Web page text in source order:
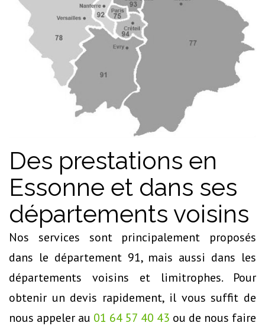
Des prestations en
Essonne et dans ses
départements voisins
Nos services sont principalement proposés
dans le département 91, mais aussi dans les
départements voisins et limitrophes. Pour
obtenir un devis rapidement, il vous suffit de
nous appeler au 01 64 57 40 43 ou de nous faire